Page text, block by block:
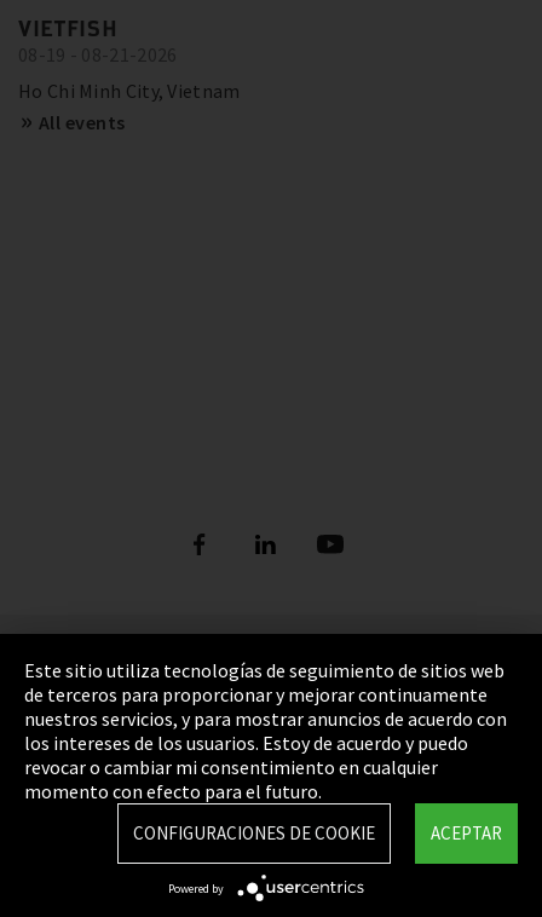
Ver más
THE HFC PHASE DOWN BECOMES A
PHASE OUT
Ver más
Refrigerants
Trainings and Seminars
SCHAUFLER ACADEMY - DATES
OVERVIEW
ORDER NOW: FUNDAMENTALS OF
DISCOVER THE FASCINATING WORLD OF
REFRIGERATION
Ver más
VIETFISH
08-19 - 08-21-2026
Ho Chi Minh City, Vietnam
All events
Pie de imprenta
Política de privacidad
Cookie Settings
Términos y Condiciones
Mapa del sitio
Integrity Line
Este sitio utiliza tecnologías de seguimiento de sitios web
de terceros para proporcionar y mejorar continuamente
nuestros servicios, y para mostrar anuncios de acuerdo con
los intereses de los usuarios. Estoy de acuerdo y puedo
revocar o cambiar mi consentimiento en cualquier
momento con efecto para el futuro.
ACEPTAR
CONFIGURACIONES DE COOKIE
Powered by